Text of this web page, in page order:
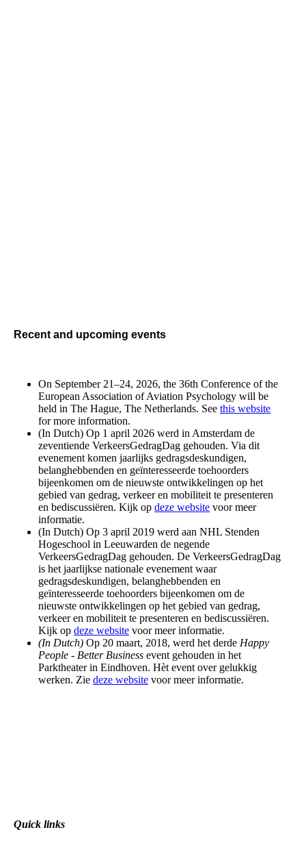
Recent and upcoming events
On September 21–24, 2026, the 36th Conference of the
European Association of Aviation Psychology will be
held in The Hague, The Netherlands. See this website
for more information.
(In Dutch) Op 1 april 2026 werd in Amsterdam de
zeventiende VerkeersGedragDag gehouden. Via dit
evenement komen jaarlijks gedragsdeskundigen,
belanghebbenden en geïnteresseerde toehoorders
bijeenkomen om de nieuwste ontwikkelingen op het
gebied van gedrag, verkeer en mobiliteit te presenteren
en bediscussiëren. Kijk op deze website voor meer
informatie.
(In Dutch) Op 3 april 2019 werd aan NHL Stenden
Hogeschool in Leeuwarden de negende
VerkeersGedragDag gehouden. De VerkeersGedragDag
is het jaarlijkse nationale evenement waar
gedragsdeskundigen, belanghebbenden en
geïnteresseerde toehoorders bijeenkomen om de
nieuwste ontwikkelingen op het gebied van gedrag,
verkeer en mobiliteit te presenteren en bediscussiëren.
Kijk op deze website voor meer informatie.
(In Dutch) Op 20 maart, 2018, werd het derde Happy
People - Better Business event gehouden in het
Parktheater in Eindhoven. Hèt event over gelukkig
werken. Zie deze website voor meer informatie.
Quick links